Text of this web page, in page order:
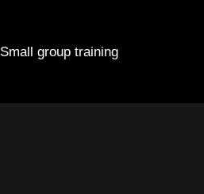
Small group training